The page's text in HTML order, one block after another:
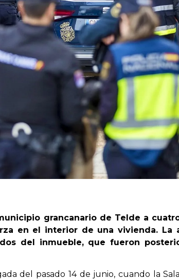
grancanario de Telde a
en el interior de una vivienda. La
del inmueble, que fueron
del pasado 14 de junio, cuando la